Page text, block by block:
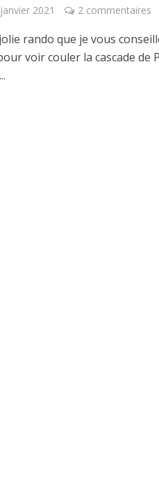
2021 2 commentaires
rando que je vous
voir couler la cascade de